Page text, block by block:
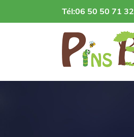
to
Tél:06 50 50 71 32